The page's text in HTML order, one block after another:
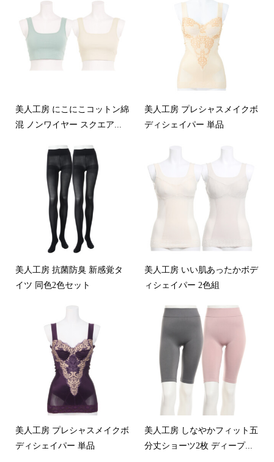
美人工房 にこにこコットン綿
混 ノンワイヤー スクエア...
美人工房 プレシャスメイクボ
ディシェイパー 単品
美人工房 抗菌防臭 新感覚タ
イツ 同色2色セット
美人工房 いい肌あったかボデ
ィシェイパー 2色組
美人工房 プレシャスメイクボ
ディシェイパー 単品
美人工房 しなやかフィット五
分丈ショーツ2枚 ディープ...